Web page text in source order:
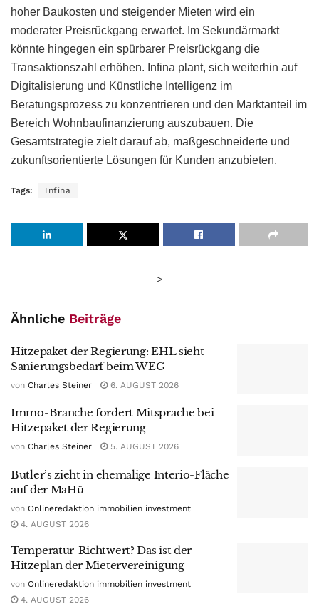
hoher Baukosten und steigender Mieten wird ein
moderater Preisrückgang erwartet. Im Sekundärmarkt
könnte hingegen ein spürbarer Preisrückgang die
Transaktionszahl erhöhen. Infina plant, sich weiterhin auf
Digitalisierung und Künstliche Intelligenz im
Beratungsprozess zu konzentrieren und den Marktanteil im
Bereich Wohnbaufinanzierung auszubauen. Die
Gesamtstrategie zielt darauf ab, maßgeschneiderte und
zukunftsorientierte Lösungen für Kunden anzubieten.
Tags: Infina
>
Ähnliche Beiträge
Hitzepaket der Regierung: EHL sieht
Sanierungsbedarf beim WEG
von Charles Steiner 6. AUGUST 2026
Immo-Branche fordert Mitsprache bei
Hitzepaket der Regierung
von Charles Steiner 5. AUGUST 2026
Butler’s zieht in ehemalige Interio-Fläche
auf der MaHü
von Onlineredaktion immobilien investment
4. AUGUST 2026
Temperatur-Richtwert? Das ist der
Hitzeplan der Mietervereinigung
von Onlineredaktion immobilien investment
4. AUGUST 2026